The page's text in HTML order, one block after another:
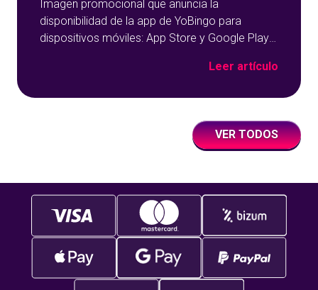
Imagen promocional que anuncia la
disponibilidad de la app de YoBingo para
dispositivos móviles: App Store y Google Play
Leer artículo
VER TODOS